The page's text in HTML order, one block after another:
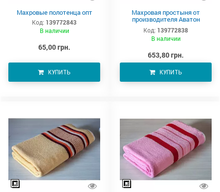
Махровые полотенца опт
Код: 139772843
В наличии
65,00 грн.
КУПИТЬ
Махровая простыня от
производителя Аватон
(220х190)
Код: 139772838
В наличии
653,80 грн.
КУПИТЬ